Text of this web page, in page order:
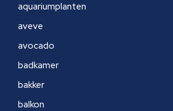
aquariumplanten
aveve
avocado
badkamer
bakker
balkon